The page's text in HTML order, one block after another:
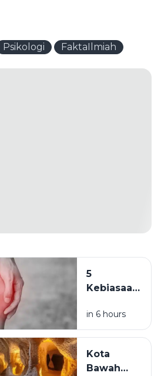
Psikologi FaktaIlmiah
5
Kebiasaan
yang Bisa
Merusak
Usia Muda
in 6 hours
Kota
Bawah